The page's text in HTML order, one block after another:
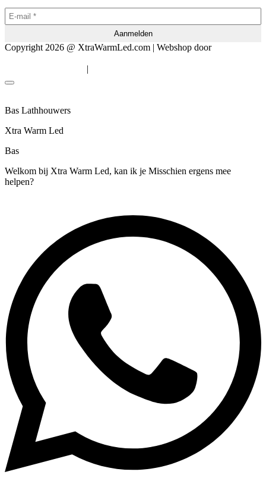
Copyright 2026 @ XtraWarmLed.com | Webshop door
|
Bas Lathhouwers
Xtra Warm Led
Bas
Welkom bij Xtra Warm Led, kan ik je Misschien ergens mee
helpen?